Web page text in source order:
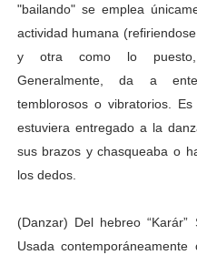
"bailando" se emplea
actividad humana
y otra como lo puesto,
Generalmente, da a
temblorosos o vibratorios.
estuviera entregado a la
sus brazos y chasqueaba o
los dedos.
(Danzar) Del hebreo “Karár”
Usada contemporáneamente